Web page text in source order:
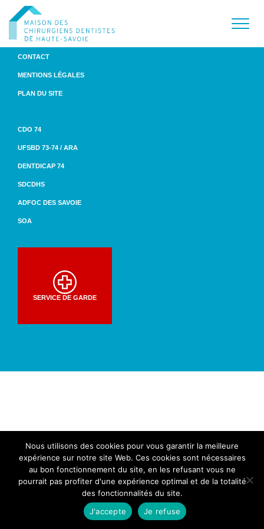
CONTACT
MENTIONS LÉGALES
PLAN DU SITE
CDO 74
UFSBD 73-74 / ARA
DENTDICAP 74
SDCDHS
ADFOC DES SAVOIE
SOA
SERVICE DE GARDE
Nous utilisons des cookies pour vous garantir la meilleure
expérience sur notre site Web. Ces cookies sont nécessaires
au bon fonctionnement du site, en les refusant vous ne
pourrait pas profiter d'une expérience optimal et de la totalité
des fonctionnalités du site.
J'accepte
Je refuse